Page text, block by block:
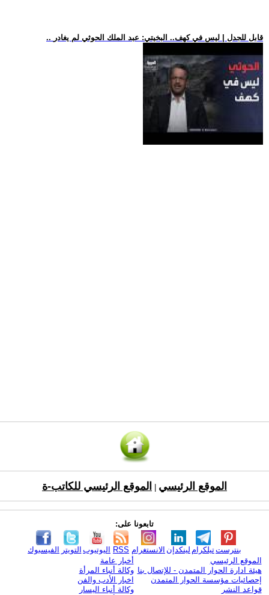
.. قابل للجدل | ليس في كهف.. البخيتي: عبد الملك الحوثي لم يغادر
الموقع الرئيسي الموقع الرئيسي للكاتب-ة
تابعونا على:
الفيسبوك التويتر اليوتيوب RSS الانستغرام لينكدإن تيلكرامبنترست
الموقع الرئيسي
هيئة ادارة الحوار المتمدن - للإتصال بنا
إحصائيات مؤسسة الحوار المتمدن
قواعد النشر
أخبار عامة
وكالة أنباء المرأة
اخبار الأدب والفن
وكالة أنباء اليسار